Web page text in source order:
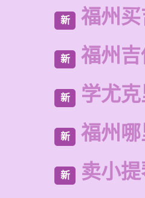
新 福州
新 福州
新 学尤
新 福州
新 卖小